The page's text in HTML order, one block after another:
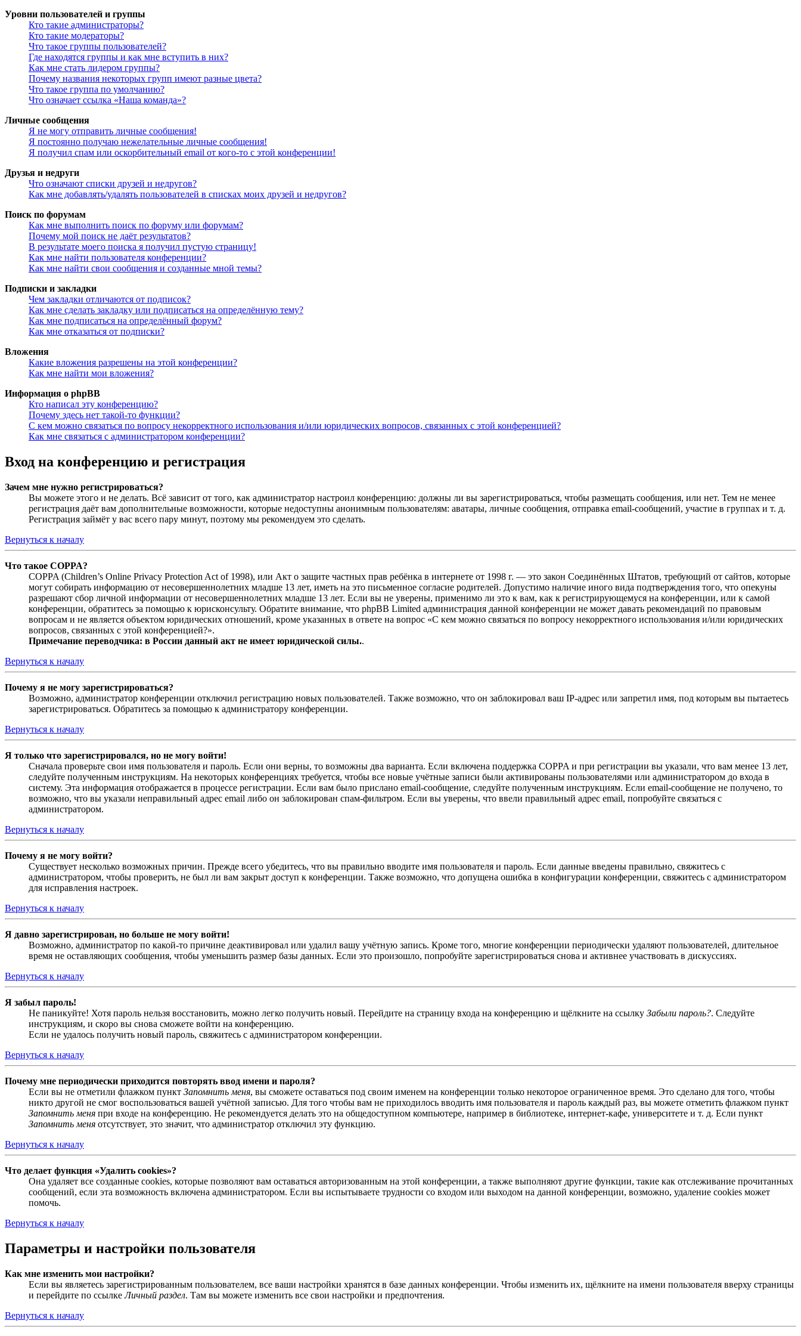
Уровни пользователей и группы
Кто такие администраторы?
Кто такие модераторы?
Что такое группы пользователей?
Где находятся группы и как мне вступить в них?
Как мне стать лидером группы?
Почему названия некоторых групп имеют разные цвета?
Что такое группа по умолчанию?
Что означает ссылка «Наша команда»?
Личные сообщения
Я не могу отправить личные сообщения!
Я постоянно получаю нежелательные личные сообщения!
Я получил спам или оскорбительный email от кого-то с этой конференции!
Друзья и недруги
Что означают списки друзей и недругов?
Как мне добавлять/удалять пользователей в списках моих друзей и недругов?
Поиск по форумам
Как мне выполнить поиск по форуму или форумам?
Почему мой поиск не даёт результатов?
В результате моего поиска я получил пустую страницу!
Как мне найти пользователя конференции?
Как мне найти свои сообщения и созданные мной темы?
Подписки и закладки
Чем закладки отличаются от подписок?
Как мне сделать закладку или подписаться на определённую тему?
Как мне подписаться на определённый форум?
Как мне отказаться от подписки?
Вложения
Какие вложения разрешены на этой конференции?
Как мне найти мои вложения?
Информация о phpBB
Кто написал эту конференцию?
Почему здесь нет такой-то функции?
С кем можно связаться по вопросу некорректного использования и/или юридических вопросов, связанных с этой конференцией?
Как мне связаться с администратором конференции?
Вход на конференцию и регистрация
Зачем мне нужно регистрироваться?
Вы можете этого и не делать. Всё зависит от того, как администратор настроил конференцию: должны ли вы зарегистрироваться, чтобы размещать сообщения, или нет. Тем не менее
регистрация даёт вам дополнительные возможности, которые недоступны анонимным пользователям: аватары, личные сообщения, отправка email-сообщений, участие в группах и т. д.
Регистрация займёт у вас всего пару минут, поэтому мы рекомендуем это сделать.
Вернуться к началу
Что такое COPPA?
COPPA (Children’s Online Privacy Protection Act of 1998), или Акт о защите частных прав ребёнка в интернете от 1998 г. — это закон Соединённых Штатов, требующий от сайтов, которые
могут собирать информацию от несовершеннолетних младше 13 лет, иметь на это письменное согласие родителей. Допустимо наличие иного вида подтверждения того, что опекуны
разрешают сбор личной информации от несовершеннолетних младше 13 лет. Если вы не уверены, применимо ли это к вам, как к регистрирующемуся на конференции, или к самой
конференции, обратитесь за помощью к юрисконсульту. Обратите внимание, что phpBB Limited администрация данной конференции не может давать рекомендаций по правовым
вопросам и не является объектом юридических отношений, кроме указанных в ответе на вопрос «С кем можно связаться по вопросу некорректного использования и/или юридических
вопросов, связанных с этой конференцией?».
Примечание переводчика: в России данный акт не имеет юридической силы..
Вернуться к началу
Почему я не могу зарегистрироваться?
Возможно, администратор конференции отключил регистрацию новых пользователей. Также возможно, что он заблокировал ваш IP-адрес или запретил имя, под которым вы пытаетесь
зарегистрироваться. Обратитесь за помощью к администратору конференции.
Вернуться к началу
Я только что зарегистрировался, но не могу войти!
Сначала проверьте свои имя пользователя и пароль. Если они верны, то возможны два варианта. Если включена поддержка COPPA и при регистрации вы указали, что вам менее 13 лет,
следуйте полученным инструкциям. На некоторых конференциях требуется, чтобы все новые учётные записи были активированы пользователями или администратором до входа в
систему. Эта информация отображается в процессе регистрации. Если вам было прислано email-сообщение, следуйте полученным инструкциям. Если email-сообщение не получено, то
возможно, что вы указали неправильный адрес email либо он заблокирован спам-фильтром. Если вы уверены, что ввели правильный адрес email, попробуйте связаться с
администратором.
Вернуться к началу
Почему я не могу войти?
Существует несколько возможных причин. Прежде всего убедитесь, что вы правильно вводите имя пользователя и пароль. Если данные введены правильно, свяжитесь с
администратором, чтобы проверить, не был ли вам закрыт доступ к конференции. Также возможно, что допущена ошибка в конфигурации конференции, свяжитесь с администратором
для исправления настроек.
Вернуться к началу
Я давно зарегистрирован, но больше не могу войти!
Возможно, администратор по какой-то причине деактивировал или удалил вашу учётную запись. Кроме того, многие конференции периодически удаляют пользователей, длительное
время не оставляющих сообщения, чтобы уменьшить размер базы данных. Если это произошло, попробуйте зарегистрироваться снова и активнее участвовать в дискуссиях.
Вернуться к началу
Я забыл пароль!
Не паникуйте! Хотя пароль нельзя восстановить, можно легко получить новый. Перейдите на страницу входа на конференцию и щёлкните на ссылку Забыли пароль?. Следуйте
инструкциям, и скоро вы снова сможете войти на конференцию.
Если не удалось получить новый пароль, свяжитесь с администратором конференции.
Вернуться к началу
Почему мне периодически приходится повторять ввод имени и пароля?
Если вы не отметили флажком пункт Запомнить меня, вы сможете оставаться под своим именем на конференции только некоторое ограниченное время. Это сделано для того, чтобы
никто другой не смог воспользоваться вашей учётной записью. Для того чтобы вам не приходилось вводить имя пользователя и пароль каждый раз, вы можете отметить флажком пункт
Запомнить меня при входе на конференцию. Не рекомендуется делать это на общедоступном компьютере, например в библиотеке, интернет-кафе, университете и т. д. Если пункт
Запомнить меня отсутствует, это значит, что администратор отключил эту функцию.
Вернуться к началу
Что делает функция «Удалить cookies»?
Она удаляет все созданные cookies, которые позволяют вам оставаться авторизованным на этой конференции, а также выполняют другие функции, такие как отслеживание прочитанных
сообщений, если эта возможность включена администратором. Если вы испытываете трудности со входом или выходом на данной конференции, возможно, удаление cookies может
помочь.
Вернуться к началу
Параметры и настройки пользователя
Как мне изменить мои настройки?
Если вы являетесь зарегистрированным пользователем, все ваши настройки хранятся в базе данных конференции. Чтобы изменить их, щёлкните на имени пользователя вверху страницы
и перейдите по ссылкеЛичный раздел. Там вы можете изменить все свои настройки и предпочтения.
Вернуться к началу